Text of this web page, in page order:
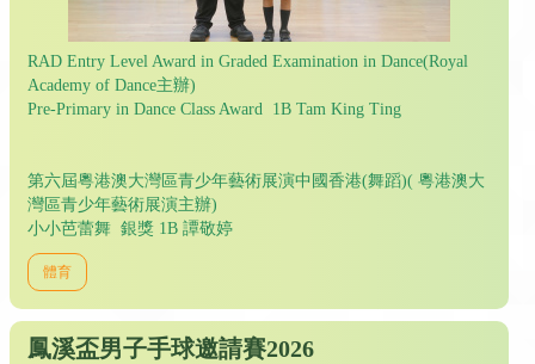
RAD Entry Level Award in Graded Examination in Dance(Royal
Academy of Dance主辦)
Pre-Primary in Dance Class Award 1B Tam King Ting
第六屆粵港澳大灣區青少年藝術展演中國香港(舞蹈)( 粵港澳大
灣區青少年藝術展演主辦)
小小芭蕾舞 銀獎 1B 譚敬婷
體育
鳳溪盃男子手球邀請賽2026